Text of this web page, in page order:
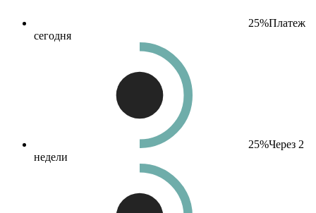
25%Платеж
сегодня
25%Через 2
недели